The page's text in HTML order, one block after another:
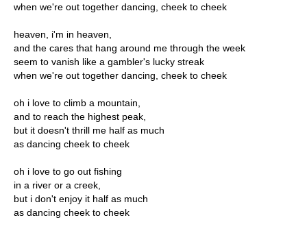
when we're out together dancing, cheek to cheek
heaven, i'm in heaven,
and the cares that hang around me through the week
seem to vanish like a gambler's lucky streak
when we're out together dancing, cheek to cheek
oh i love to climb a mountain,
and to reach the highest peak,
but it doesn't thrill me half as much
as dancing cheek to cheek
oh i love to go out fishing
in a river or a creek,
but i don't enjoy it half as much
as dancing cheek to cheek